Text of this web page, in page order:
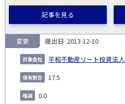
記事を見る
2013-12-10
平和不動産リート投資法人
変更
17.5
0.0